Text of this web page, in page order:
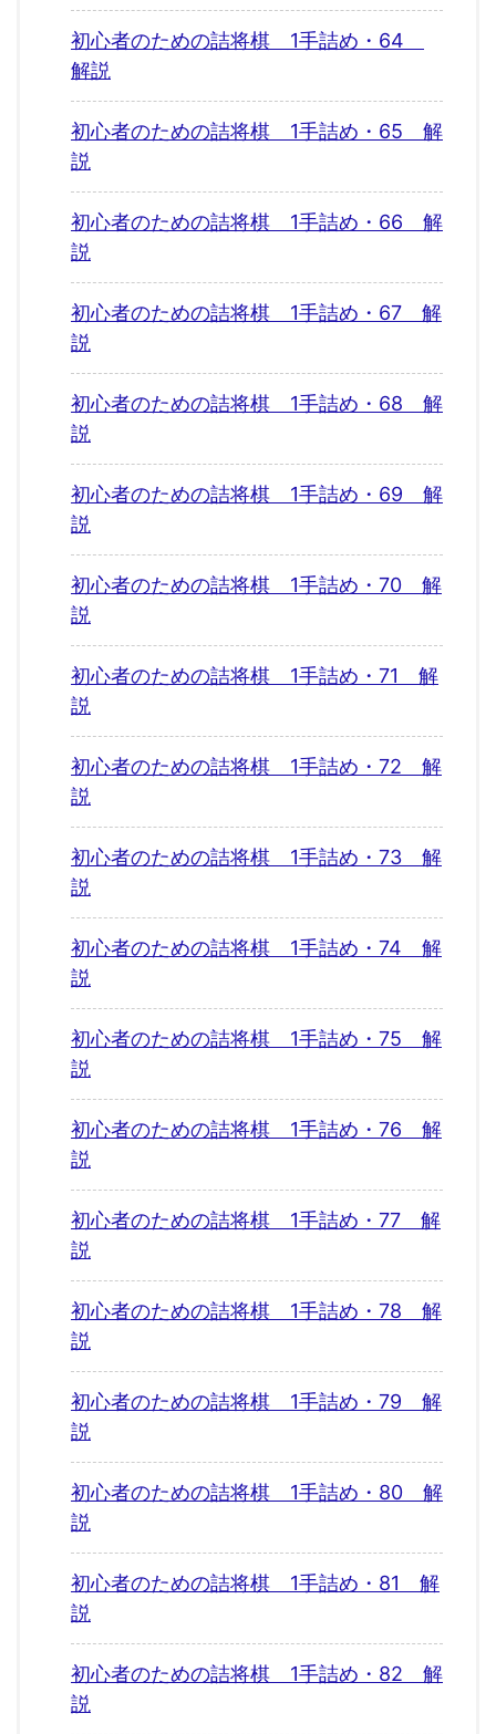
初心者のための詰将棋 1手詰め・64
解説
初心者のための詰将棋 1手詰め・65 解
説
初心者のための詰将棋 1手詰め・66 解
説
初心者のための詰将棋 1手詰め・67 解
説
初心者のための詰将棋 1手詰め・68 解
説
初心者のための詰将棋 1手詰め・69 解
説
初心者のための詰将棋 1手詰め・70 解
説
初心者のための詰将棋 1手詰め・71 解
説
初心者のための詰将棋 1手詰め・72 解
説
初心者のための詰将棋 1手詰め・73 解
説
初心者のための詰将棋 1手詰め・74 解
説
初心者のための詰将棋 1手詰め・75 解
説
初心者のための詰将棋 1手詰め・76 解
説
初心者のための詰将棋 1手詰め・77 解
説
初心者のための詰将棋 1手詰め・78 解
説
初心者のための詰将棋 1手詰め・79 解
説
初心者のための詰将棋 1手詰め・80 解
説
初心者のための詰将棋 1手詰め・81 解
説
初心者のための詰将棋 1手詰め・82 解
説